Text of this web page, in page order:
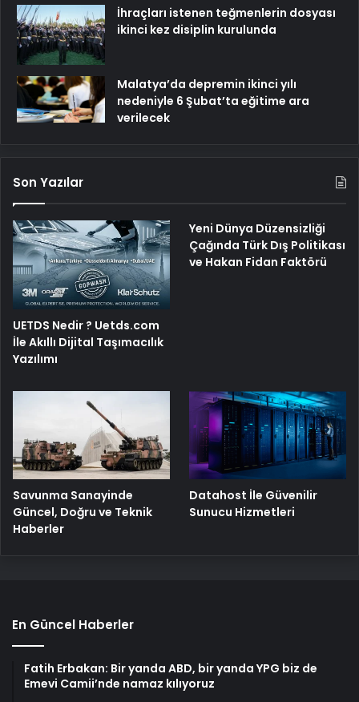
İhraçları istenen teğmenlerin dosyası
ikinci kez disiplin kurulunda
Malatya’da depremin ikinci yılı
nedeniyle 6 Şubat’ta eğitime ara
verilecek
Son Yazılar
UETDS Nedir ? Uetds.com
İle Akıllı Dijital Taşımacılık
Yazılımı
Yeni Dünya Düzensizliği
Çağında Türk Dış Politikası
ve Hakan Fidan Faktörü
Savunma Sanayinde
Güncel, Doğru ve Teknik
Haberler
Datahost İle Güvenilir
Sunucu Hizmetleri
En Güncel Haberler
Fatih Erbakan: Bir yanda ABD, bir yanda YPG biz de
Emevi Camii’nde namaz kılıyoruz